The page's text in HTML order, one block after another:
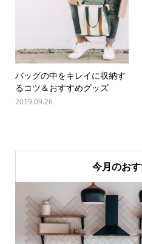
バッグの中をキレイに収納す
るコツ＆おすすめグッズ
2019.09.26
今月のお